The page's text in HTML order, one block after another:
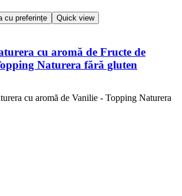
cu preferințe Quick view
cu aromă de Fructe de
Naturera fără gluten